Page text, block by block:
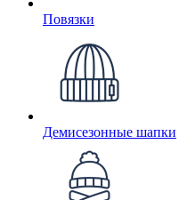
Повязки
Демисезонные шапки